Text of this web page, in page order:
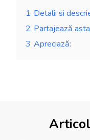
1 Detalii si
2 Partajează
3 Apreciază: